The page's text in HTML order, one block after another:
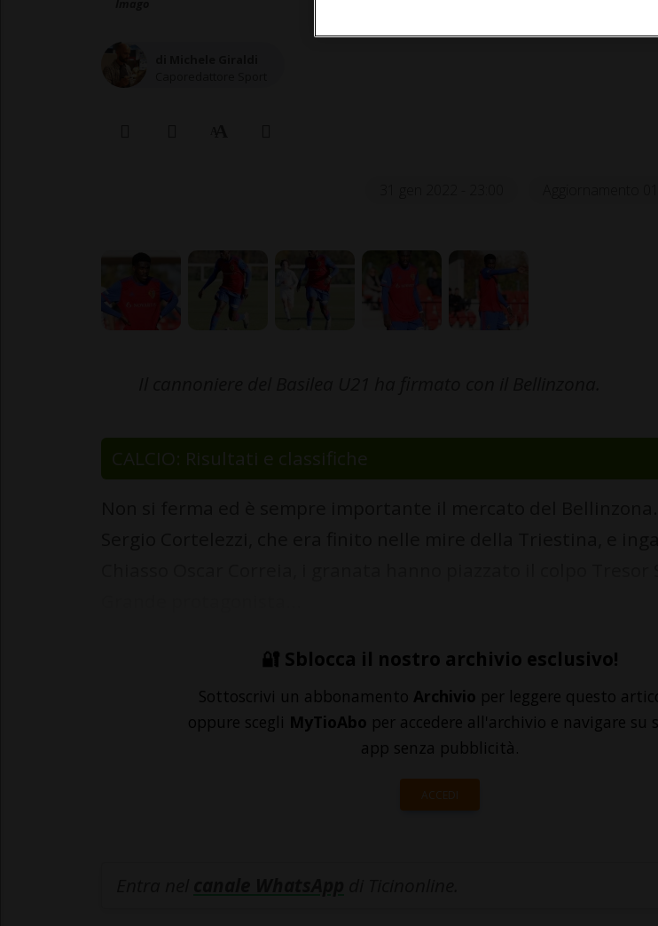
CALCIO: Risultati e classifiche
🔐 Sblocca il nostro archivio esclusivo!
Sottoscrivi un abbonamento Archivio per leggere questo
oppure scegli MyTioAbo per accedere all'archivio e navigare su
app senza pubblicità.
ACCEDI